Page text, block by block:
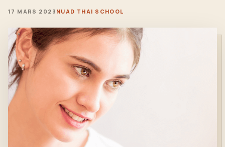
17 MARS 2023 NUAD THAI SCHOOL